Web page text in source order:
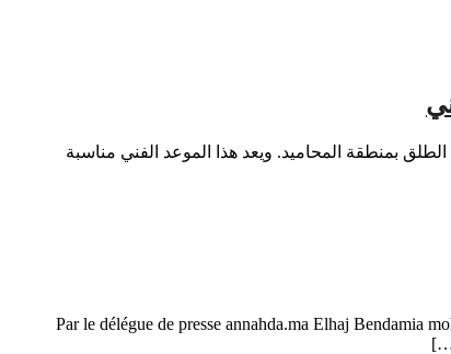
للمهرجان الوطني الغيواني، خلال الفترة الممتدة من 6 إلى 9 غشت، بمسرح الهواء الطلق بمنطقة المحاميد. ويعد هذا الموعد الفني مناسبة
Par le délégue de presse annahda.ma Elhaj Bendamia